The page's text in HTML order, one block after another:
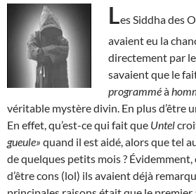
Les Siddha des
avaient eu la
directement par
savaient que le
programméà
véritable mystère divin. En plus d’être
En effet, qu’est-ce qui fait que Untel
gueule» quand il est aidé, alors que tel
de quelques petits mois ?
d’être cons (lol) ils avaient déjà